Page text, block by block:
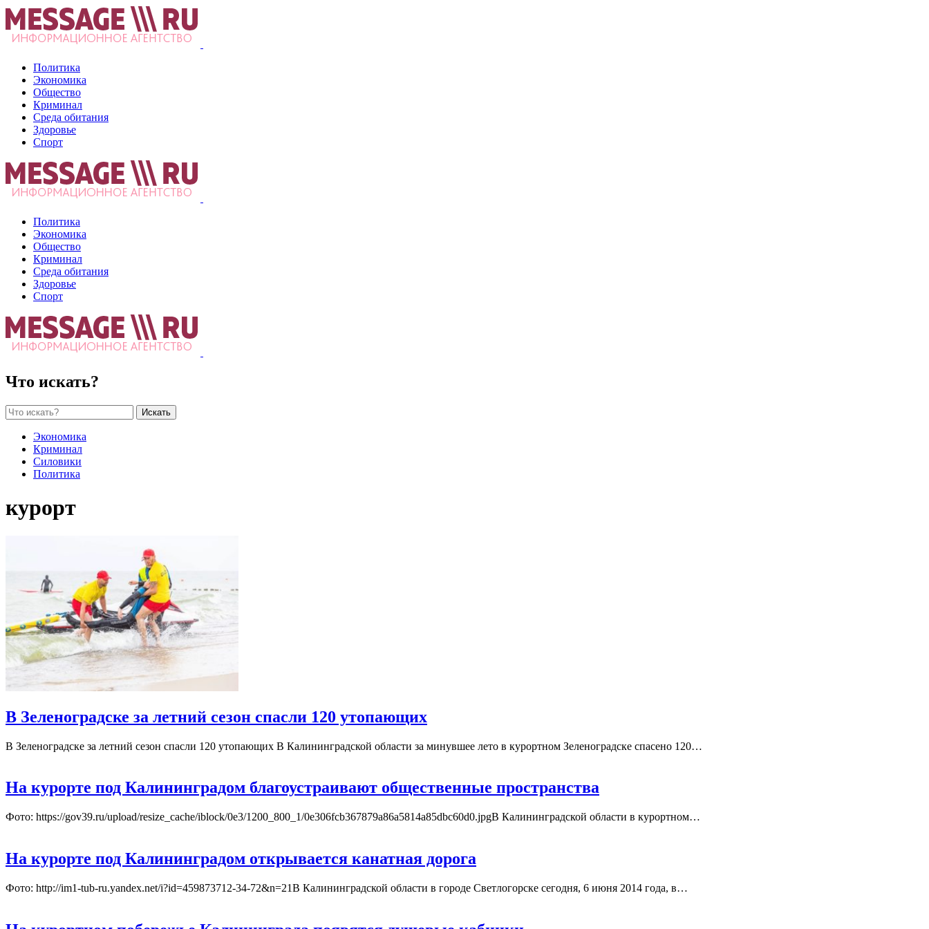
Политика
Экономика
Общество
Криминал
Среда обитания
Здоровье
Спорт
Политика
Экономика
Общество
Криминал
Среда обитания
Здоровье
Спорт
Что искать?
Искать
Экономика
Криминал
Силовики
Политика
курорт
В Зеленоградске за летний сезон спасли 120 утопающих
В Зеленоградске за летний сезон спасли 120 утопающих В Калининградской области за минувшее лето в курортном Зеленоградске спасено 120…
На курорте под Калининградом благоустраивают общественные пространства
Фото: https://gov39.ru/upload/resize_cache/iblock/0e3/1200_800_1/0e306fcb367879a86a5814a85dbc60d0.jpgВ Калининградской области в курортном…
На курорте под Калининградом открывается канатная дорога
Фото: http://im1-tub-ru.yandex.net/i?id=459873712-34-72&n=21В Калининградской области в городе Светлогорске сегодня, 6 июня 2014 года, в…